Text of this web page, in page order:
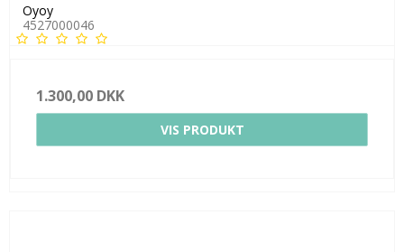
Oyoy
4527000046
1.300,00 DKK
VIS PRODUKT